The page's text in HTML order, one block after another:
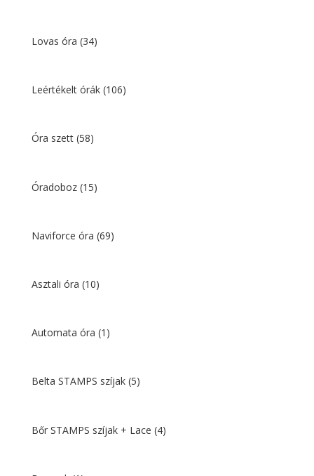
Lovas óra (34)
Leértékelt órák (106)
Óra szett (58)
Óradoboz (15)
Naviforce óra (69)
Asztali óra (10)
Automata óra (1)
Belta STAMPS szíjak (5)
Bőr STAMPS szíjak + Lace (4)